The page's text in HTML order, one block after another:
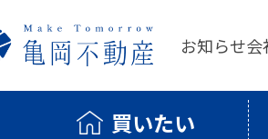
お知らせ会
買いたい